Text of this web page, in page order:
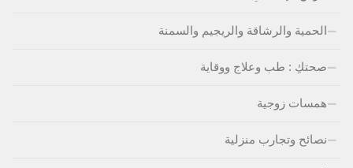
الحمية والرشاقة والريجيم والسمنة
صحتكِ : طب وعلاج ووقاية
همسات زوجية
نصائح وتجارب منزلية